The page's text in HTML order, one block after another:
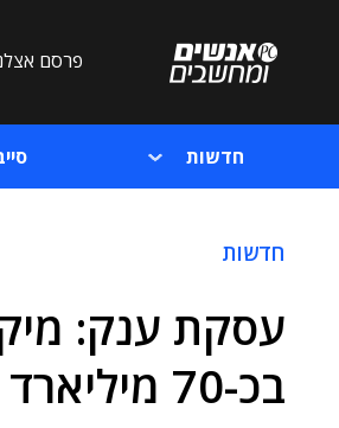
פרסם
חדשות
חדשות
עסקת ענק:
בכ-70 מיליארד ד'